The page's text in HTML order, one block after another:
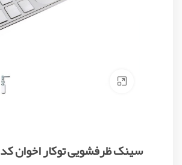
سینک ظرفشویی توکار اخوان کد 368